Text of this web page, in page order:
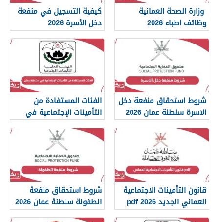
وزارة الصحة العمانية
وظائف اطباء 2026
كيفية التسجيل في منفعة
دخل الأسرة 2026
شروط استحقاق منفعة دخل
الاسرة سلطنة عمان 2026
الفئات المستفادة من
التأمينات الإجتماعية في
سلطنة عمان 2026
قانون التأمينات الاجتماعية
العماني الجديد 2026 pdf
شروط استحقاق منفعة
الطفولة سلطنة عمان 2026